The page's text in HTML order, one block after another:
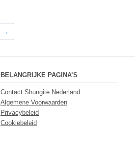
→
BELANGRIJKE PAGINA’S
Contact Shungite Nederland
Algemene Voorwaarden
Privacybeleid
Cookiebeleid